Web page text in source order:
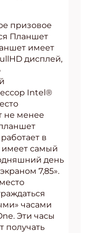
призовое
Планшет
имеет
дисплей,
Intel®
не менее
в
самый
день
7,85».
часами
Эти часы
получать